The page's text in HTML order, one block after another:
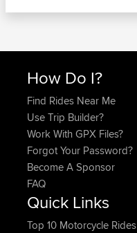
How Do I?
Find Rides Near Me
Use Trip Builder?
Work With GPX Files?
Forgot Your Password?
Become A Sponsor
FAQ
Quick Links
Top 10 Motorcycle Rides